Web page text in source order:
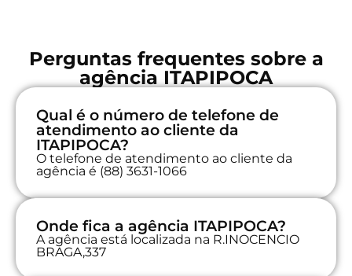
Perguntas frequentes sobre a
agência ITAPIPOCA
Qual é o número de telefone de
atendimento ao cliente da
ITAPIPOCA?
O telefone de atendimento ao cliente da
agência é (88) 3631-1066
Onde fica a agência ITAPIPOCA?
A agência está localizada na R.INOCENCIO
BRAGA,337